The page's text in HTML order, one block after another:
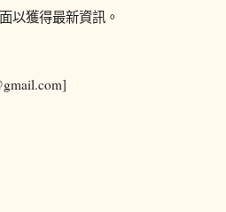
以獲得最新資訊。